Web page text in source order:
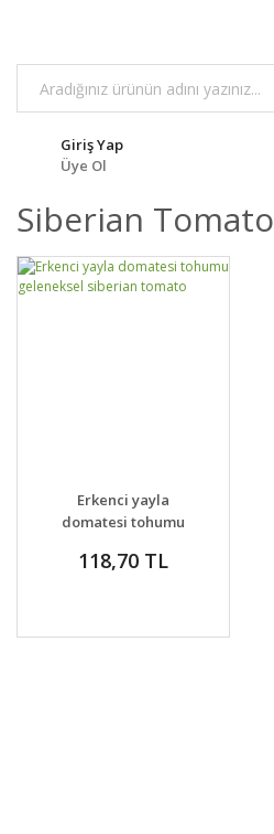
Giriş Yap
Üye Ol
Siberian Tomato
DETAYLAR SEPETE EKLE
Erkenci yayla
domatesi tohumu
tomato
118,70 TL